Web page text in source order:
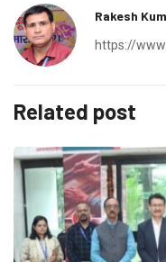
Rakesh
https://
Related post